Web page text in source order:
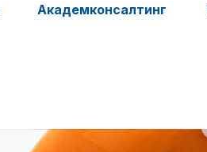
Академконсалтинг